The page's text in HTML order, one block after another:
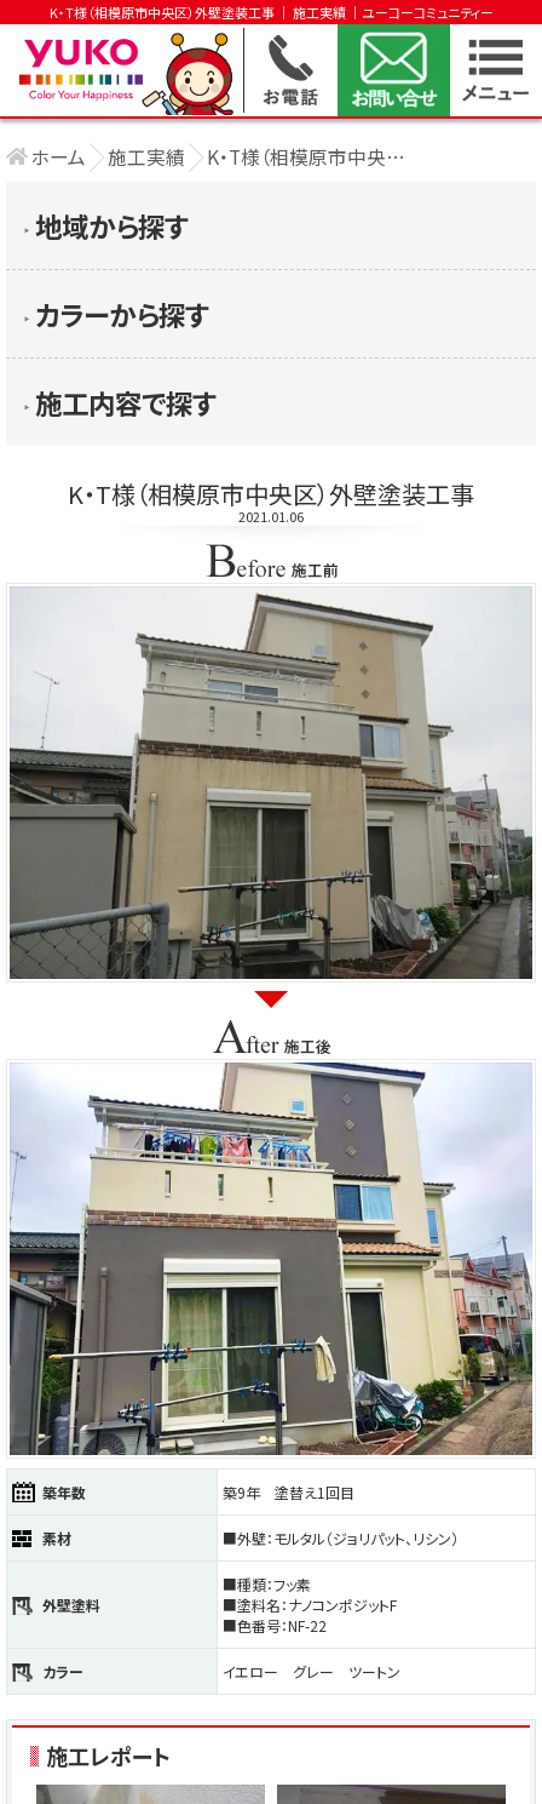
K・T様（相模原市中央区）外壁塗装工事 │ 施工実績 │ユーコーコミュニティー
ホーム 施工実績 K・T様（相模原市中央区）外壁塗装工事
▶︎ 施工内容で探す
▶︎ カラーから探す
▶︎ 地域から探す
K・T様（相模原市中央区）外壁塗装工事
2021.01.06
築年数 築9年 塗替え1回目
素材 ■外壁：モルタル（ジョリパット、リシン）
外壁塗料
■種類：フッ素
■塗料名：ナノコンポジットF
■色番号：NF-22
カラー イエロー グレー ツートン
施工レポート